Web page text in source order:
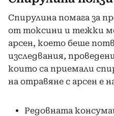
Спирулина помага за
от токсини и тежки
арсен, което беше
изследвания,
които са приемали
на отравяне с арсен е
Редовната